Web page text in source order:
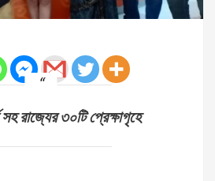
রাজ্যের ৩০টি প্রেক্ষাগৃহে